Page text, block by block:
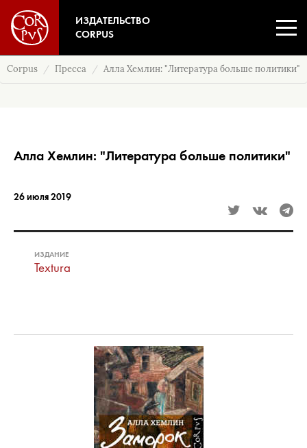
ИЗДАТЕЛЬСТВО
CORPUS
Corpus Пресса Алла Хемлин: "Литература больше политики"
Алла Хемлин: "Литература больше политики"
26 июля 2019
ИЗДАНИЕ
Textura